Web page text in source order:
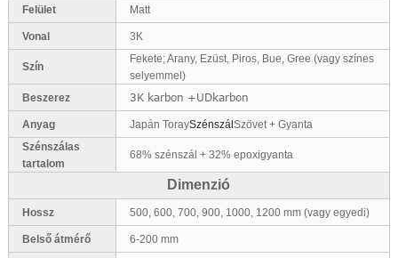
Felület Matt
Vonal 3K
Szín
Fekete; Arany, Ezüst, Piros, Bue, Gree (vagy színes
selyemmel)
Beszerez
3K karbon +UDkarbon
Anyag Japán ToraySzénszálSzövet + Gyanta
Szénszálas
tartalom
68% szénszál + 32% epoxigyanta
Dimenzió
Hossz 500, 600, 700, 900, 1000, 1200 mm (vagy egyedi)
Belső átmérő 6-200 mm